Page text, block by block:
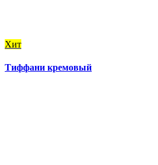
Хит
Тиффани кремовый